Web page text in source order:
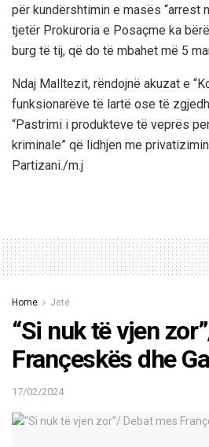
për kundërshtimin e masës “arrest
tjetër Prokuroria e Posaçme ka
burg të tij, që do të mbahet më 5
Ndaj Malltezit, rëndojnë akuzat e
funksionarëve të lartë ose të
“Pastrimi i produkteve të veprës
kriminale” që lidhjen me
Partizani./m.j
Home Jetë
“Si nuk të vjen
Françeskës dhe
17/02/2024